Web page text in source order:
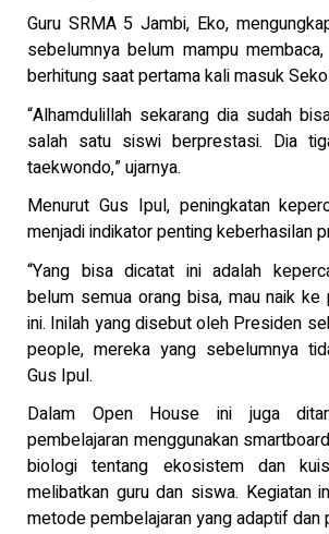
Guru SRMA 5 Jambi, Eko,
sebelumnya belum mampu
berhitung saat pertama kali masuk
“Alhamdulillah sekarang dia sudah
salah satu siswi berprestasi. Dia
taekwondo,” ujarnya.
Menurut Gus Ipul, peningkatan
menjadi indikator penting keberhasilan
“Yang bisa dicatat ini adalah
belum semua orang bisa, mau naik
ini. Inilah yang disebut oleh Presiden
people, mereka yang sebelumnya
Gus Ipul.
Dalam Open House ini juga
pembelajaran menggunakan
biologi tentang ekosistem dan
melibatkan guru dan siswa. Kegiatan
metode pembelajaran yang adaptif dan